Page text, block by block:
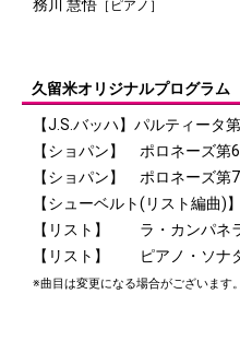
務川 慧悟 ［ピアノ］
久留米オリジナルプログラム
【J.S.バッハ】パルティータ
【ショパン】 ポロネーズ第
【ショパン】 ポロネーズ第
【シューベルト(リスト編曲
【リスト】 ラ・カンパネ
【リスト】 ピアノ・ソナ
※曲目は変更になる場合がございます。